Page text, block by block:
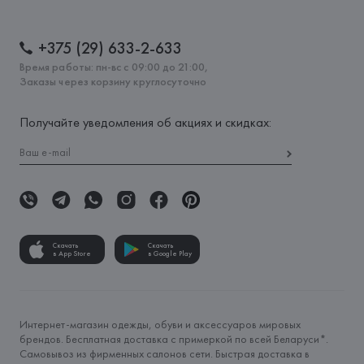
+375 (29) 633-2-633
Время работы: пн-вс с 09:00 до 21:00,
Заказы через корзину круглосуточно
Получайте уведомления об акциях и скидках:
Скачать
в App Store
Скачать
в Google Play
Интернет-магазин одежды, обуви и аксессуаров мировых
брендов. Бесплатная доставка с примеркой по всей Беларуси*.
Самовывоз из фирменных салонов сети. Быстрая доставка в